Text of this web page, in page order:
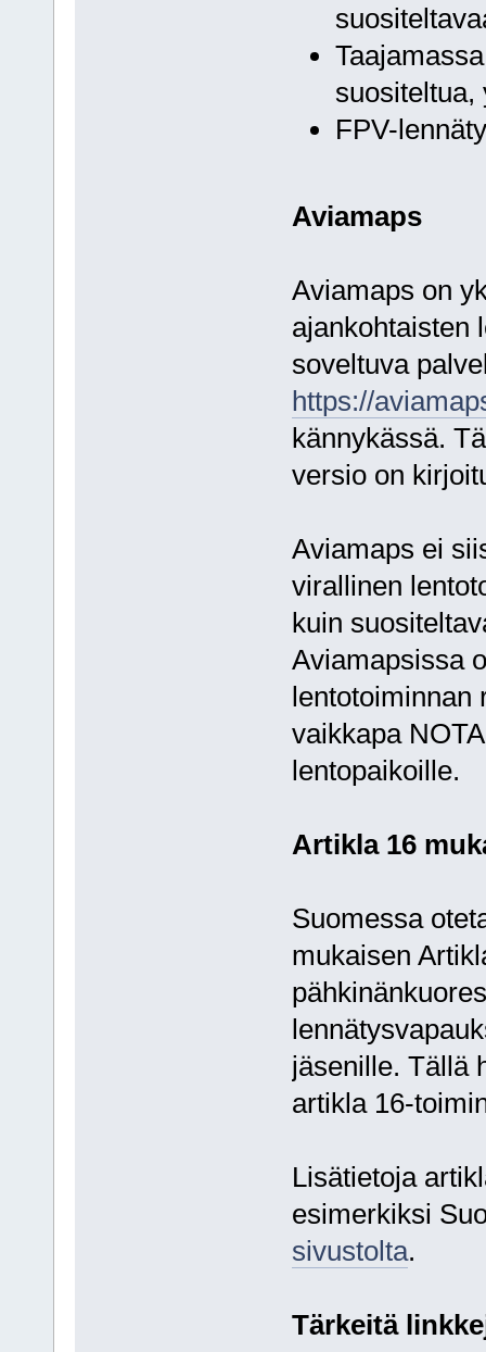
suositeltua,
FPV-
Aviamaps
Aviamaps on
ajankohtaisten
soveltuva
https://
kännykässä.
versio on
Aviamaps ei
virallinen
kuin
Aviamapsissa
lentotoiminnan
vaikkapa
lentopaikoille.
Artikla 16
Suomessa
mukaisen
jäsenille. Tällä
artikla 16-
Lisätietoja
esimerkiksi
sivustolta.
Tärkeitä